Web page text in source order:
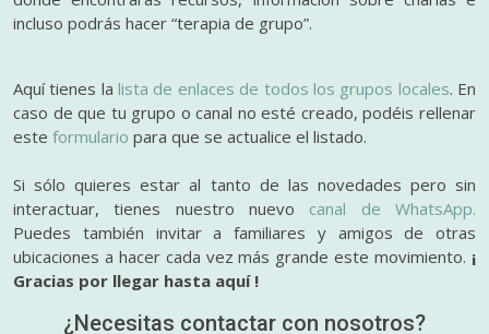
incluso podrás hacer “terapia de grupo”.
Aquí tienes lalista de enlaces de todos los grupos locales. En
caso de que tu grupo o canal no esté creado, podéis rellenar
este formulario para que se actualice el listado.
Si sólo quieres estar al tanto de las novedades pero sin
interactuar, tienes nuestro nuevo canal de WhatsApp.
Puedes también invitar a familiares y amigos de otras
ubicaciones a hacer cada vez más grande este movimiento. ¡
Gracias por llegar hasta aquí !
¿Necesitas contactar con nosotros?